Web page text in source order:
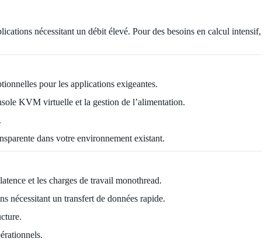
nécessitant un débit élevé. Pour des besoins en calcul intensif,
pour les applications exigeantes.
KVM virtuelle et la gestion de l’alimentation.
dans votre environnement existant.
et les charges de travail monothread.
nécessitant un transfert de données rapide.